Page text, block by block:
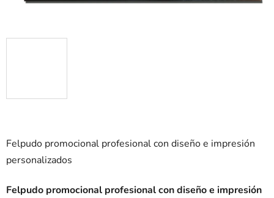
Felpudo promocional profesional con diseño e impresión
personalizados
Felpudo promocional profesional con diseño e impresión